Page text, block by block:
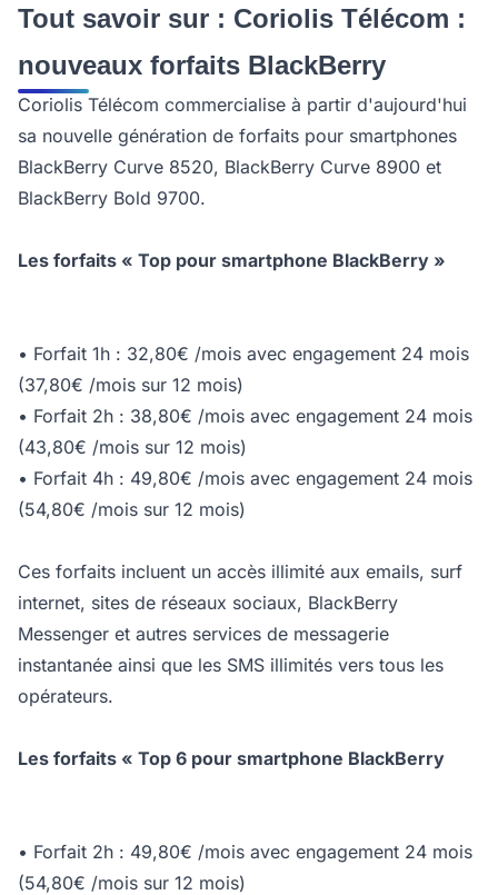
Tout savoir sur : Coriolis Télécom :
nouveaux forfaits BlackBerry
Coriolis Télécom commercialise à partir d'aujourd'hui
sa nouvelle génération de forfaits pour smartphones
BlackBerry Curve 8520, BlackBerry Curve 8900 et
BlackBerry Bold 9700.
Les forfaits « Top pour smartphone BlackBerry »
• Forfait 1h : 32,80€ /mois avec engagement 24 mois
(37,80€ /mois sur 12 mois)
• Forfait 2h : 38,80€ /mois avec engagement 24 mois
(43,80€ /mois sur 12 mois)
• Forfait 4h : 49,80€ /mois avec engagement 24 mois
(54,80€ /mois sur 12 mois)
Ces forfaits incluent un accès illimité aux emails, surf
internet, sites de réseaux sociaux, BlackBerry
Messenger et autres services de messagerie
instantanée ainsi que les SMS illimités vers tous les
opérateurs.
Les forfaits « Top 6 pour smartphone BlackBerry
• Forfait 2h : 49,80€ /mois avec engagement 24 mois
(54,80€ /mois sur 12 mois)